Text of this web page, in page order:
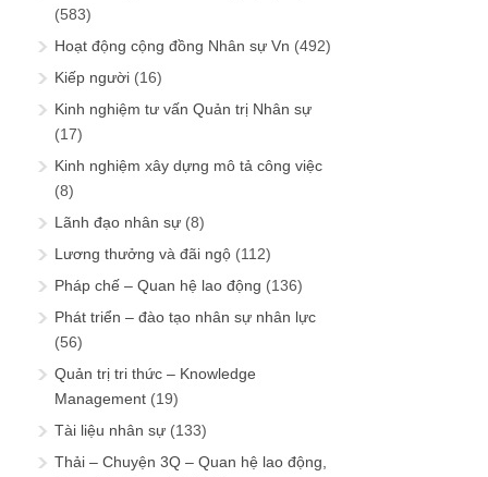
(583)
Hoạt động cộng đồng Nhân sự Vn (492)
Kiếp người (16)
Kinh nghiệm tư vấn Quản trị Nhân sự
(17)
Kinh nghiệm xây dựng mô tả công việc
(8)
Lãnh đạo nhân sự (8)
Lương thưởng và đãi ngộ (112)
Pháp chế – Quan hệ lao động (136)
Phát triển – đào tạo nhân sự nhân lực
(56)
Quản trị tri thức – Knowledge
Management (19)
Tài liệu nhân sự (133)
Thải – Chuyện 3Q – Quan hệ lao động,